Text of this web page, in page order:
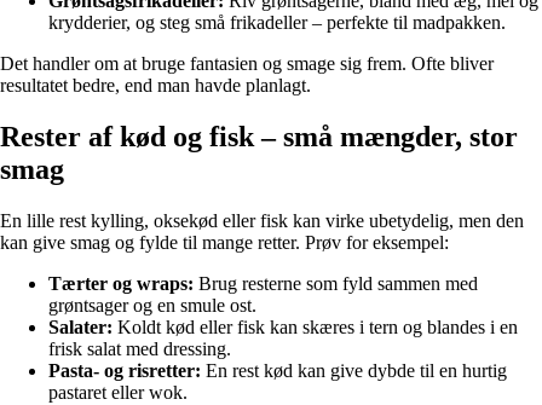
krydderier, og steg små frikadeller – perfekte til madpakken.
Det handler om at bruge fantasien og smage sig frem. Ofte bliver
resultatet bedre, end man havde planlagt.
Rester af kød og fisk – små mængder, stor
smag
En lille rest kylling, oksekød eller fisk kan virke ubetydelig, men den
kan give smag og fylde til mange retter. Prøv for eksempel:
Tærter og wraps: Brug resterne som fyld sammen med
grøntsager og en smule ost.
Salater: Koldt kød eller fisk kan skæres i tern og blandes i en
frisk salat med dressing.
Pasta- og risretter: En rest kød kan give dybde til en hurtig
pastaret eller wok.